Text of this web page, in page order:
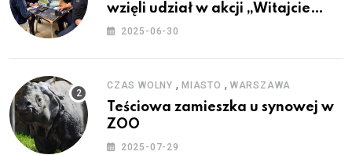
wzięli udział w akcji „Witajcie
Wakacje”
2025-06-30
CZAS WOLNY , MIASTO , WARSZAWA
Teściowa zamieszka u synowej w
ZOO
2025-07-29